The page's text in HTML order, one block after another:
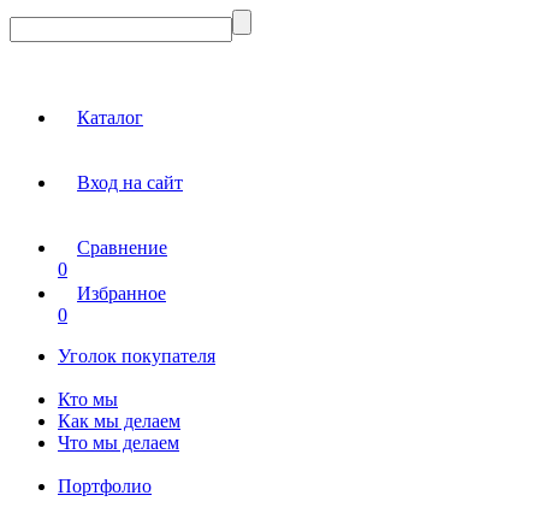
Каталог
Вход на сайт
Сравнение
0
Избранное
0
Уголок покупателя
Кто мы
Как мы делаем
Что мы делаем
Портфолио